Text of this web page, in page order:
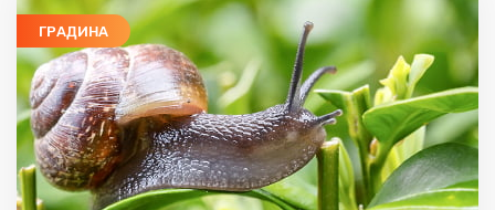
ГРАДИНА